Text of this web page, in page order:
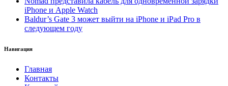
iPhone и Apple Watch
Baldur’s Gate 3 может выйти на iPhone и iPad Pro в
следующем году
Навигация
Главная
Контакты